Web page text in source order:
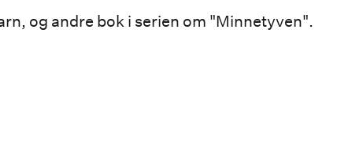
og andre bok i serien om "Minnetyven".